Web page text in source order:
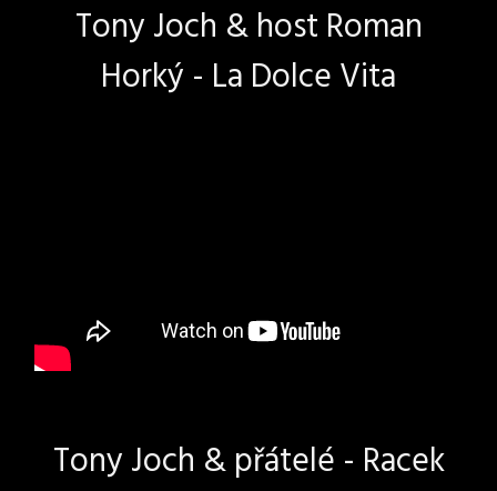
Tony Joch & host Roman
Horký - La Dolce Vita
Tony Joch & přátelé - Racek